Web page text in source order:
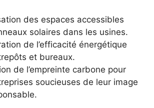
des espaces accessibles
solaires dans les usines.
de l’efficacité énergétique
et bureaux.
de l’empreinte carbone pour
soucieuses de leur image